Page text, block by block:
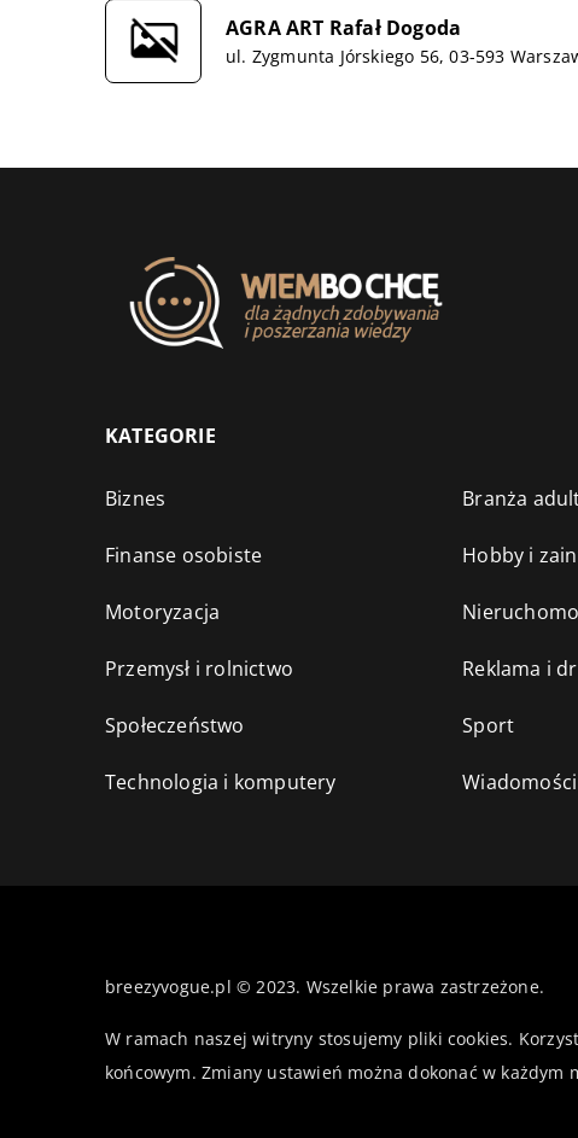
AGRA ART Rafał Dogoda
ul. Zygmunta Jórskiego 56, 03-593
KATEGORIE
Biznes Branża
Finanse osobiste Hobby i
Motoryzacja
Przemysł i rolnictwo Reklama i
Społeczeństwo Sport
Technologia i komputery
breezyvogue.pl © 2023. Wszelkie prawa zastrzeżone.
W ramach naszej witryny stosujemy pliki cookies.
końcowym. Zmiany ustawień można dokonać w każdym